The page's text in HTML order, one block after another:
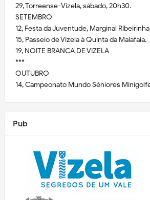
29, Torreense-Vizela, sábado, 20h30.
SETEMBRO
12, Festa da Juventude, Marginal
15, Passeio de Vizela à Quinta da Malafaia.
19, NOITE BRANCA DE VIZELA
***
OUTUBRO
14, Campeonato Mundo Séniores
Pub